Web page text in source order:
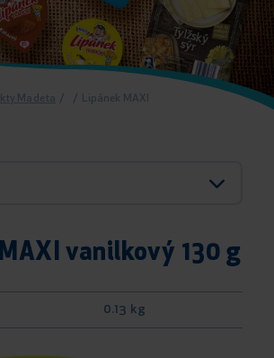
Madeta / / Lipánek MAXI
vanilkový 130 g
0.13 kg